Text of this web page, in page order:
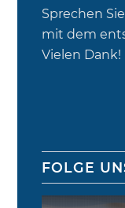
Sprechen
mit dem
Vielen Dank!
FOLGE